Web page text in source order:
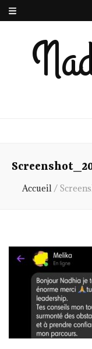
Accueil /